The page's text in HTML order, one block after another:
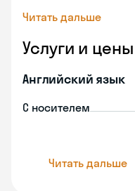
Читать дальше
Услуги и цены
Английский язык
С носителем
Читать дальше